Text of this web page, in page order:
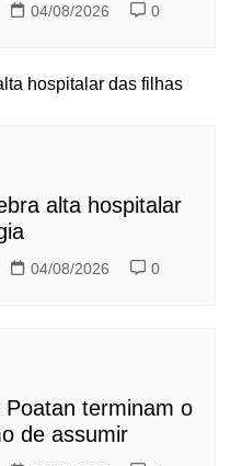
04/08/2026 0
alta hospitalar
04/08/2026 0
terminam o
de assumir